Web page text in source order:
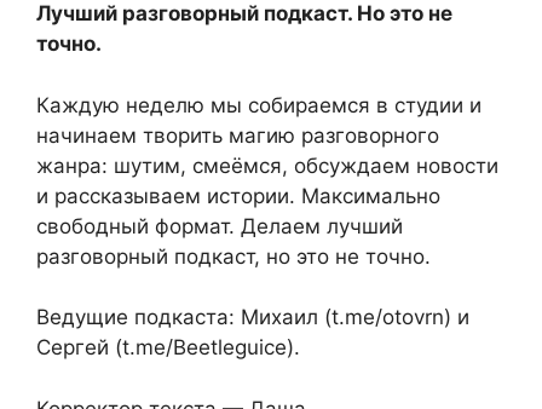
Лучший разговорный подкаст. Но это не
точно.
Каждую неделю мы собираемся в студии и
начинаем творить магию разговорного
жанра: шутим, смеёмся, обсуждаем новости
и рассказываем истории. Максимально
свободный формат. Делаем лучший
разговорный подкаст, но это не точно.
Ведущие подкаста: Михаил (t.me/otovrn) и
Сергей (t.me/Beetleguice).